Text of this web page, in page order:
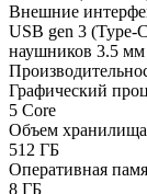
Внешние
USB gen 3 (Type-
наушников 3.5 мм
Графический
5 Core
Объем хранилища
512 ГБ
Оперативная
8 ГБ